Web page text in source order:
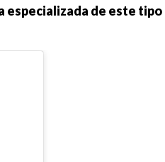
especializada de este tipo